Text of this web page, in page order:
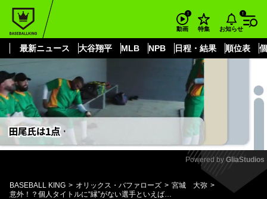
動画 特集 お知らせ
最新ニュース 大谷翔平 MLB NPB 日程・結果 順位表
もっと見る
Mute
Powered by GliaStudios
BASEBALL KING オリックス・バファローズ
宮城 大弥
意外！？個人タイトルに“縁”がない選手といえば…